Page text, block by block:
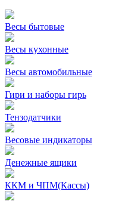
Весы бытовые
Весы кухонные
Весы автомобильные
Гири и наборы гирь
Тензодатчики
Весовые индикаторы
Денежные ящики
ККМ и ЧПМ(Кассы)